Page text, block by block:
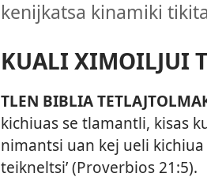
kenijkatsa kinamiki
KUALI XIMOILJUI
TLEN BIBLIA
kichiuas se tlamantli, kisas
nimantsi uan kej ueli
teikneltsi’ (Proverbios 21:5).